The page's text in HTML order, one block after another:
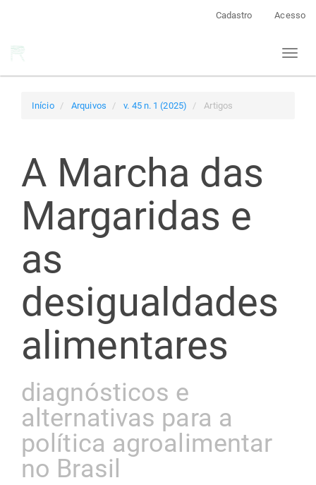
Cadastro Acesso
Toggle
Início Arquivos v. 45 n. 1 (2025) Artigos
A Marcha das
Margaridas e
as
desigualdades
alimentares
diagnósticos e
alternativas para a
política agroalimentar
no Brasil